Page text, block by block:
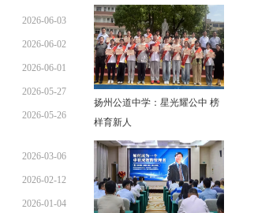
2026-06-03
08:04:42
2026-06-02
07:49:14
2026-06-01
07:44:08
2026-05-27
07:43:13
2026-05-26
2026-03-06
10:11:04
2026-02-12
08:26:56
2026-01-04
扬州公道中学：星光耀公中 榜
样育新人